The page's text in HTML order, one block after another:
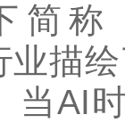
简称
描
当AI